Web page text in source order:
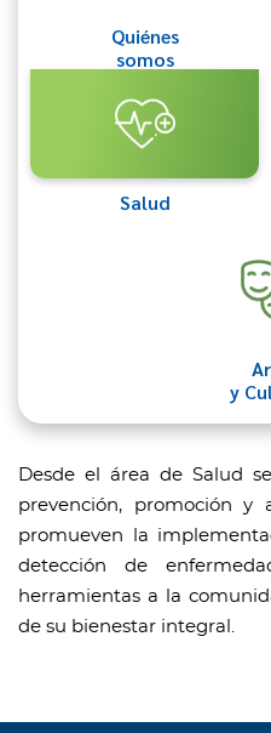
Quiénes
somos
Salud
y
Desde el área de Salud
prevención, promoción y
promueven la
detección de
herramientas a la
de su bienestar integral.